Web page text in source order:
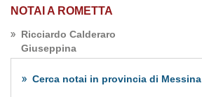
NOTAI A ROMETTA
Ricciardo Calderaro
Giuseppina
Cerca notai in provincia di Messina